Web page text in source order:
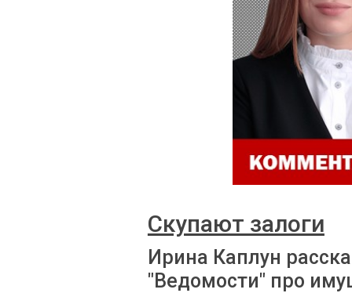
Скупают залоги
Ирина Каплун
"Ведомости" про